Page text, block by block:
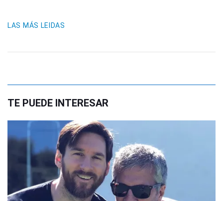
LAS MÁS LEIDAS
TE PUEDE INTERESAR